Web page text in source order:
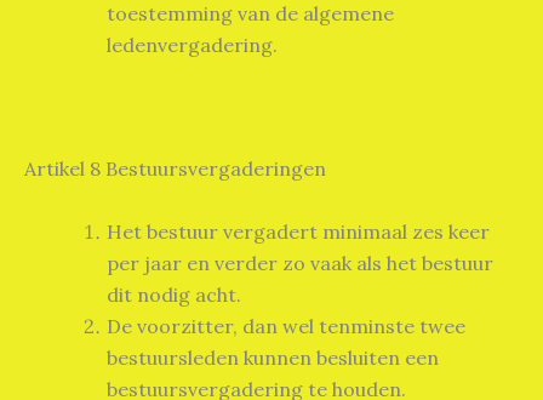
toestemming van de algemene
ledenvergadering.
Artikel 8 Bestuursvergaderingen
Het bestuur vergadert minimaal zes keer
per jaar en verder zo vaak als het bestuur
dit nodig acht.
De voorzitter, dan wel tenminste twee
bestuursleden kunnen besluiten een
bestuursvergadering te houden.